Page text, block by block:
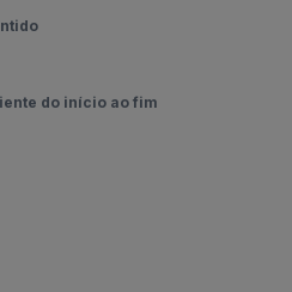
do início ao fim